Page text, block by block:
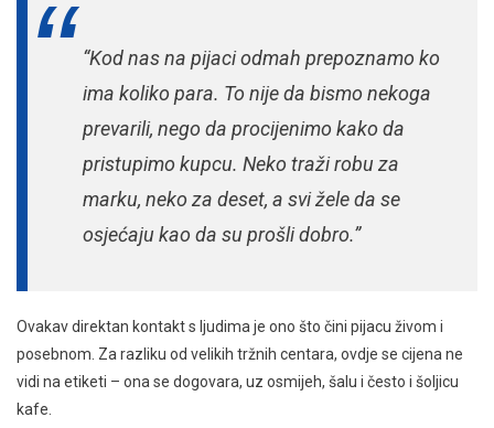
“Kod nas na pijaci odmah prepoznamo ko
ima koliko para. To nije da bismo nekoga
prevarili, nego da procijenimo kako da
pristupimo kupcu. Neko traži robu za
marku, neko za deset, a svi žele da se
osjećaju kao da su prošli dobro.”
Ovakav direktan kontakt s ljudima je ono što čini pijacu živom i
posebnom. Za razliku od velikih tržnih centara, ovdje se cijena ne
vidi na etiketi – ona se dogovara, uz osmijeh, šalu i često i šoljicu
kafe.